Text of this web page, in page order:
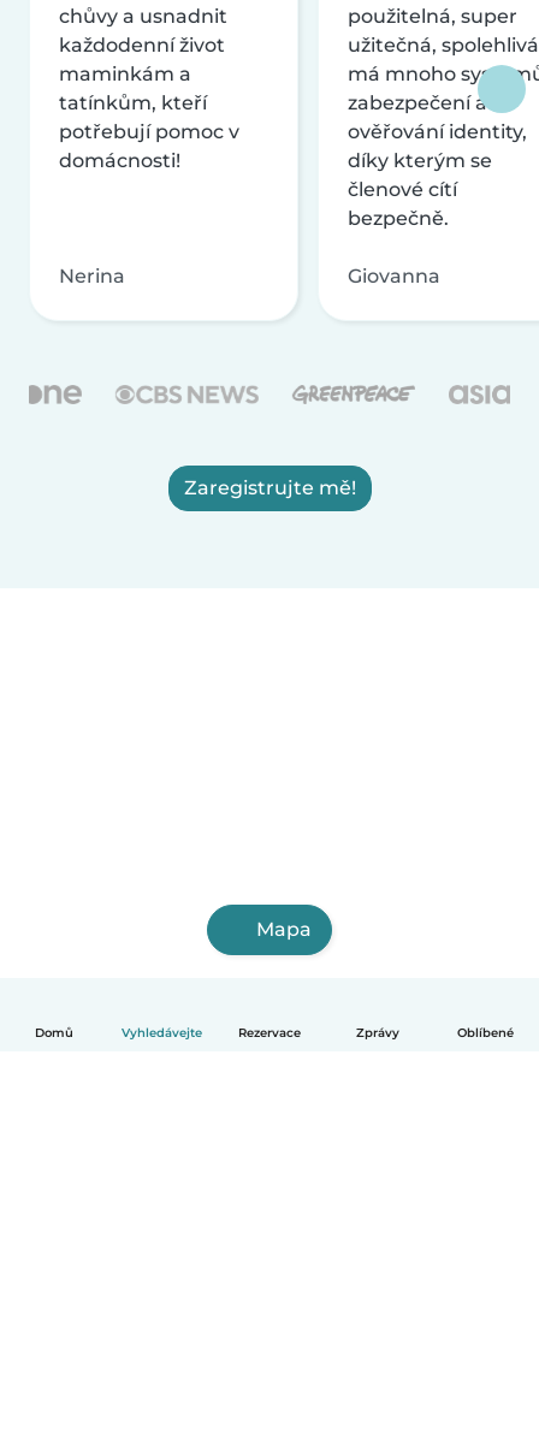
Domů Vyhledávejte Rezervace Zprávy Oblíbené
chůvy a usnadnit
každodenní život
maminkám a
tatínkům, kteří
potřebují pomoc v
domácnosti!
Nerina
použitelná, super
užitečná,
má mnoho
zabezpečení a
ověřování identity,
díky kterým se
členové cítí
bezpečně.
Giovanna
Zaregistrujte mě!
Mapa